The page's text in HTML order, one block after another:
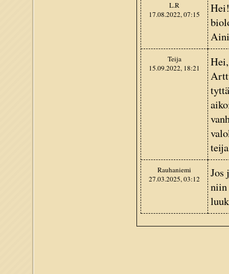
L.R
17.08.2022, 07:15
Teija
15.09.2022, 18:21
Rauhaniemi
27.03.2025, 03:12
Jos
niin